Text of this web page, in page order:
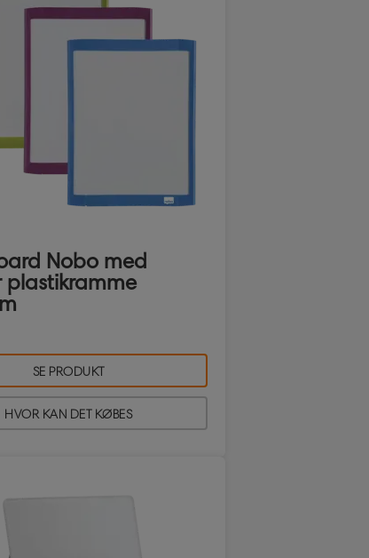
Nobo med
plastikramme
SE PRODUKT
HVOR KAN DET KØBES